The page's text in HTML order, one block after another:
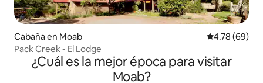
Cabaña en Moab Calificación
4.78 (69)
Pack Creek - El Lodge
¿Cuál es la mejor época para visitar
Moab?